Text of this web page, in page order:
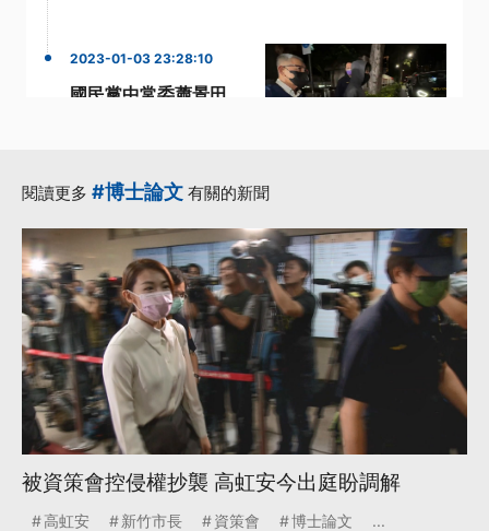
2023-01-03 23:28:10
國民黨中常委蕭景田
國民黨中常委·林杏兒·
當選無效之訴·蕭景田·
交保 更多...
閱讀更多 #博士論文 有關的新聞
被資策會控侵權抄襲 高虹安今出庭盼調解
高虹安 新竹市長 資策會 博士論文 ...